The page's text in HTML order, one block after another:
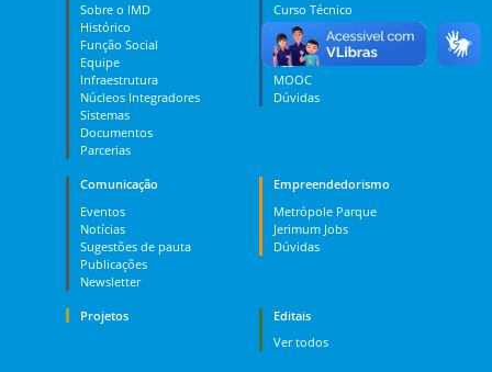
Sobre o IMD
Histórico
Função Social
Equipe
Infraestrutura
Núcleos Integradores
Sistemas
Documentos
Parcerias
Curso Técnico
Graduação
Pós-graduação
PES
MOOC
Dúvidas
Comunicação
Eventos
Notícias
Sugestões de pauta
Publicações
Newsletter
Empreendedorismo
Metrópole Parque
Jerimum Jobs
Dúvidas
Projetos
Editais
Ver todos